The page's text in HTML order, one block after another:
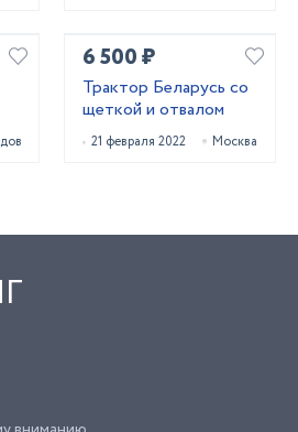
6 500 ₽
Трактор Беларусь со
щеткой и отвалом
21 февраля 2022 Москва